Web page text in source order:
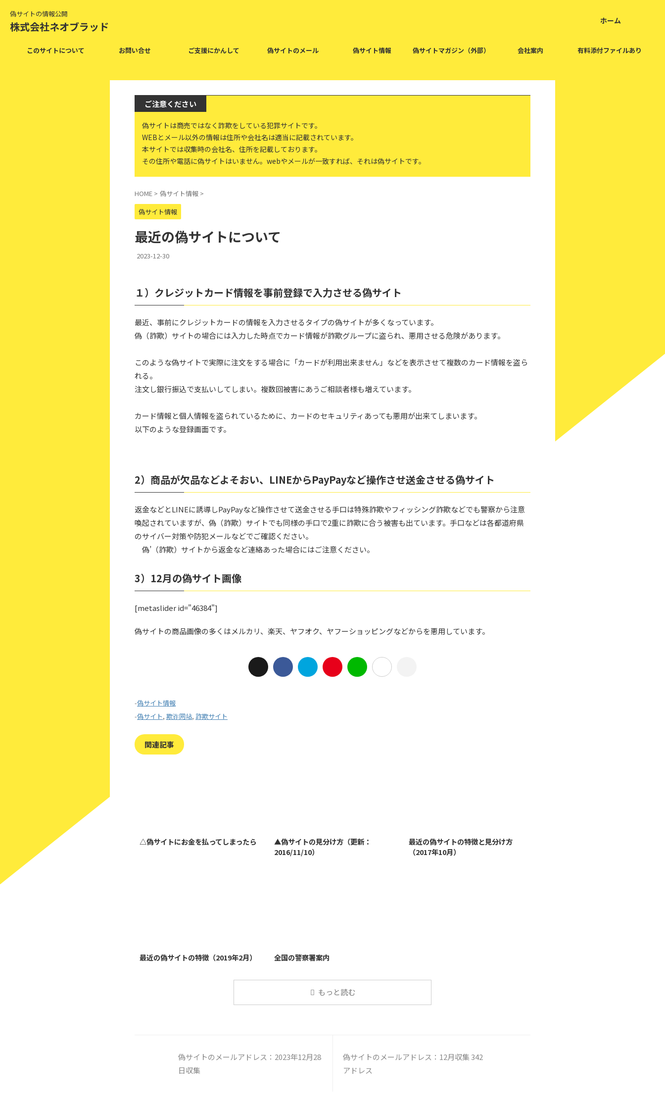
偽サイトの情報公開
株式会社ネオブラッド ホーム
このサイトについて お問い合せ ご支援にかんして 偽サイトのメール 偽サイト情報 偽サイトマガジン（外部） 会社案内 有料添付ファイルあり
ご注意ください
偽サイトは商売ではなく詐欺をしている犯罪サイトです。
WEBとメール以外の情報は住所や会社名は適当に記載されています。
本サイトでは収集時の会社名、住所を記載しております。
その住所や電話に偽サイトはいません。webやメールが一致すれば、それは偽サイトです。
HOME > 偽サイト情報 >
偽サイト情報
最近の偽サイトについて
2023-12-30
１）クレジットカード情報を事前登録で入力させる偽サイト
最近、事前にクレジットカードの情報を入力させるタイプの偽サイトが多くなっています。
偽（詐欺）サイトの場合には入力した時点でカード情報が詐欺グループに盗られ、悪用させる危険があります。
このような偽サイトで実際に注文をする場合に「カードが利用出来ません」などを表示させて複数のカード情報を盗ら
れる。
注文し銀行振込で支払いしてしまい。複数回被害にあうご相談者様も増えています。
カード情報と個人情報を盗られているために、カードのセキュリティあっても悪用が出来てしまいます。
以下のような登録画面です。
2）商品が欠品などよそおい、LINEからPayPayなど操作させ送金させる偽サイト
返金などとLINEに誘導しPayPayなど操作させて送金させる手口は特殊詐欺やフィッシング詐欺などでも警察から注意
喚起されていますが、偽（詐欺）サイトでも同様の手口で2重に詐欺に合う被害も出ています。手口などは各都道府県
のサイバー対策や防犯メールなどでご確認ください。
偽’（詐欺）サイトから返金など連絡あった場合にはご注意ください。
3）12月の偽サイト画像
[metaslider id="46384"]
偽サイトの商品画像の多くはメルカリ、楽天、ヤフオク、ヤフーショッピングなどからを悪用しています。
-偽サイト情報
-偽サイト, 欺诈网站, 詐欺サイト
関連記事
△偽サイトにお金を払ってしまったら
▲偽サイトの見分け方（更新：
2016/11/10）
最近の偽サイトの特徴と見分け方
（2017年10月）
最近の偽サイトの特徴（2019年2月） 全国の警察署案内
もっと読む
偽サイトのメールアドレス：2023年12月28
日収集
偽サイトのメールアドレス：12月収集 342
アドレス